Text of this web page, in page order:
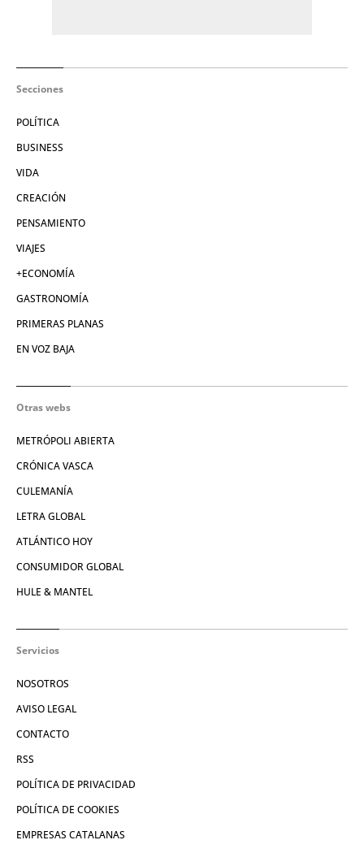
Secciones
POLÍTICA
BUSINESS
VIDA
CREACIÓN
PENSAMIENTO
VIAJES
+ECONOMÍA
GASTRONOMÍA
PRIMERAS PLANAS
EN VOZ BAJA
Otras webs
METRÓPOLI ABIERTA
CRÓNICA VASCA
CULEMANÍA
LETRA GLOBAL
ATLÁNTICO HOY
CONSUMIDOR GLOBAL
HULE & MANTEL
Servicios
NOSOTROS
AVISO LEGAL
CONTACTO
RSS
POLÍTICA DE PRIVACIDAD
POLÍTICA DE COOKIES
EMPRESAS CATALANAS